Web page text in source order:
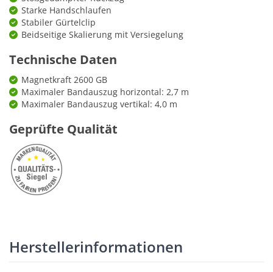
Starke Handschlaufen
Stabiler Gürtelclip
Beidseitige Skalierung mit Versiegelung
Technische Daten
Magnetkraft 2600 GB
Maximaler Bandauszug horizontal: 2,7 m
Maximaler Bandauszug vertikal: 4,0 m
Geprüfte Qualität
Herstellerinformationen